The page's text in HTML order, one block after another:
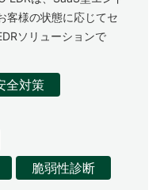
客様の状態に応じてセ
ソリューションで
全対策
脆弱性診断